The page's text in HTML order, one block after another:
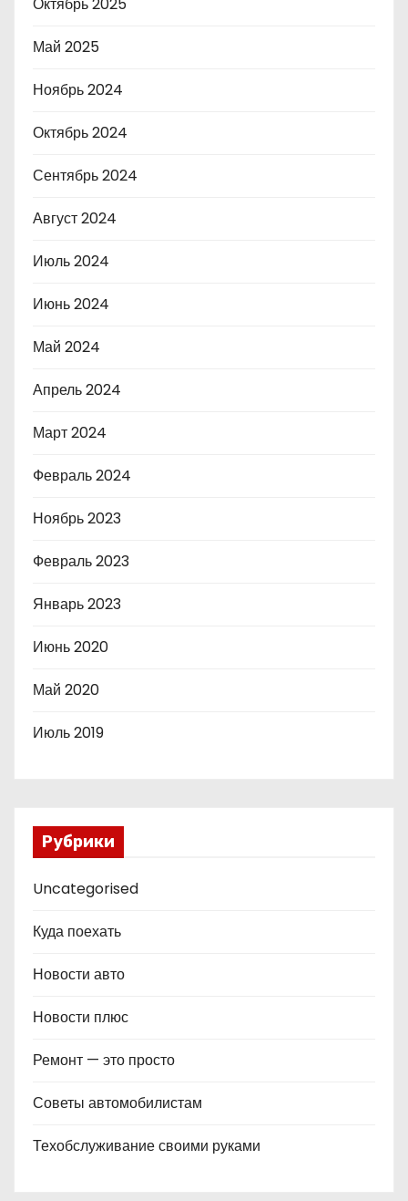
Май 2025
Ноябрь 2024
Октябрь 2024
Сентябрь 2024
Август 2024
Июль 2024
Июнь 2024
Май 2024
Апрель 2024
Март 2024
Февраль 2024
Ноябрь 2023
Февраль 2023
Январь 2023
Июнь 2020
Май 2020
Июль 2019
Рубрики
Uncategorised
Куда поехать
Новости авто
Новости плюс
Ремонт — это просто
Советы автомобилистам
Техобслуживание своими руками